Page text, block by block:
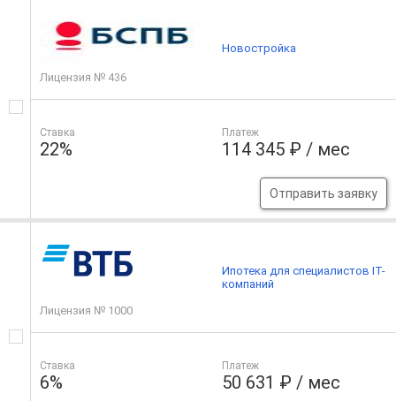
Лицензия № 436
Ставка
22%
Платеж
114 345 ₽ / мес
Отправить заявку
Новостройка
Лицензия № 1000
Ставка
6%
Платеж
50 631 ₽ / мес
Ипотека для специалистов IT-
компаний